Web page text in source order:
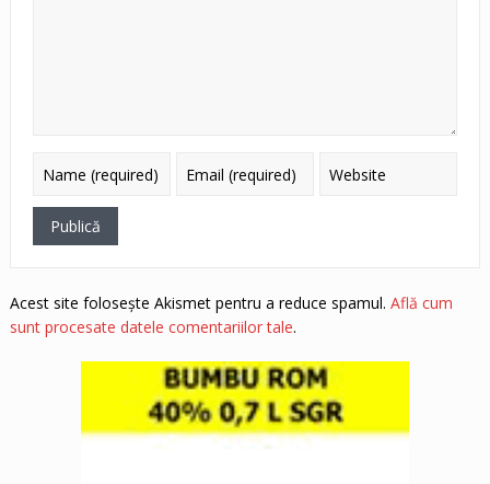
Acest site folosește Akismet pentru a reduce spamul. Află cum
sunt procesate datele comentariilor tale.